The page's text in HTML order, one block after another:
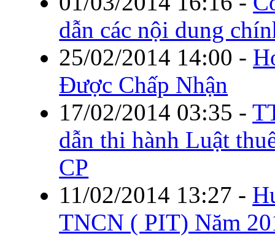
dẫn các nội dung
25/02/2014 14:00 -
Được Chấp Nhận
17/02/2014 03:35 -
dẫn thi hành Luật
CP
11/02/2014 13:27 -
TNCN ( PIT) Năm